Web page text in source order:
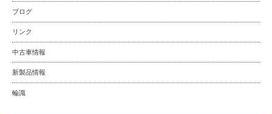
ブログ
リンク
中古車情報
新製品情報
輪識